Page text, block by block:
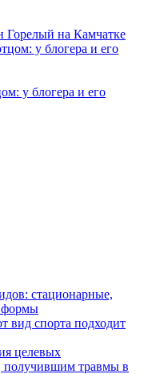
Горелый на Камчатке
у блогера и его
стационарные,
формы
вид спорта подходит
целевых
получившим травмы в